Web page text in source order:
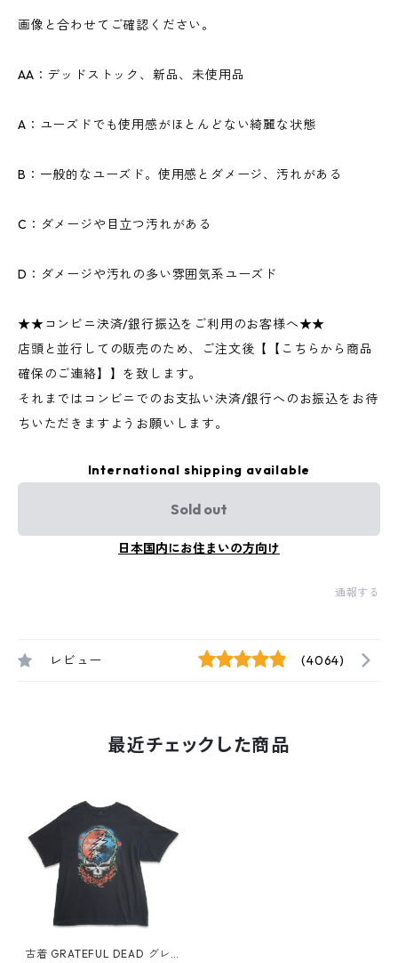
画像と合わせてご確認ください。
AA：デッドストック、新品、未使用品
A：ユーズドでも使用感がほとんどない綺麗な状態
B：一般的なユーズド。使用感とダメージ、汚れがある
C：ダメージや目立つ汚れがある
D：ダメージや汚れの多い雰囲気系ユーズド
★★コンビニ決済/銀行振込をご利用のお客様へ★★
店頭と並行しての販売のため、ご注文後【【こちらから商品
確保のご連絡】】を致します。
それまではコンビニでのお支払い決済/銀行へのお振込をお待
ちいただきますようお願いします。
International shipping available
Sold out
日本国内にお住まいの方向け
通報する
レビュー (4064)
最近チェックした商品
古着 GRATEFUL DEAD グレイ